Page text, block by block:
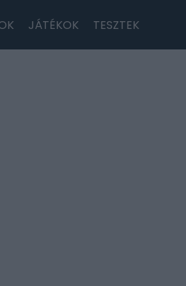
JÁTÉKOK TESZTEK